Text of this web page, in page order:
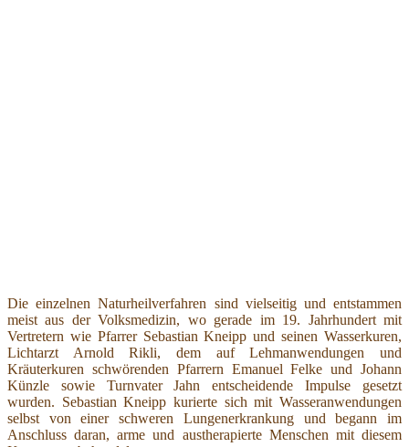
Die einzelnen Naturheilverfahren sind vielseitig und entstammen
meist aus der Volksmedizin, wo gerade im 19. Jahrhundert mit
Vertretern wie Pfarrer Sebastian Kneipp und seinen Wasserkuren,
Lichtarzt Arnold Rikli, dem auf Lehmanwendungen und
Kräuterkuren schwörenden Pfarrern Emanuel Felke und Johann
Künzle sowie Turnvater Jahn entscheidende Impulse gesetzt
wurden. Sebastian Kneipp kurierte sich mit Wasseranwendungen
selbst von einer schweren Lungenerkrankung und begann im
Anschluss daran, arme und austherapierte Menschen mit diesem